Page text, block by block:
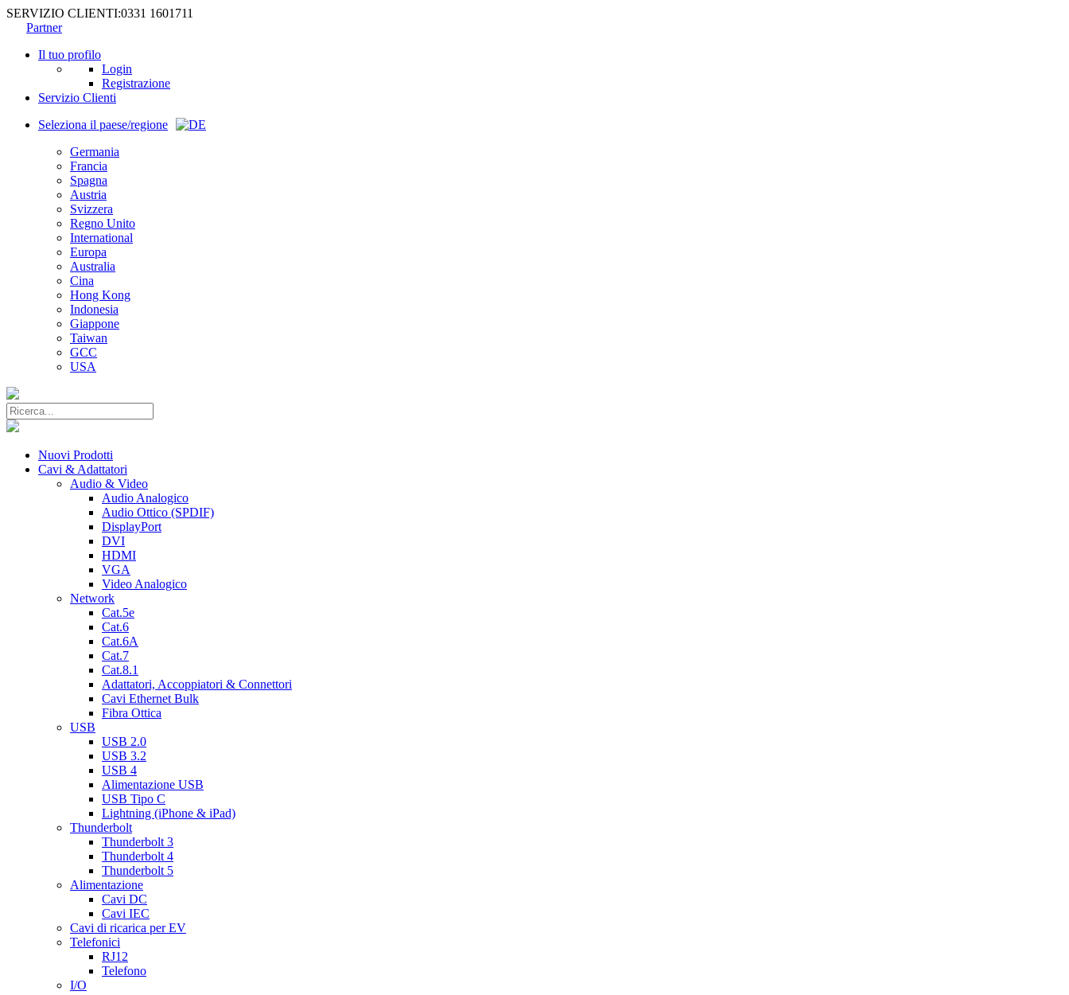
SERVIZIO CLIENTI:0331 1601711
Partner
Il tuo profilo
Login
Registrazione
Servizio Clienti
Seleziona il paese/regione
Germania
Francia
Spagna
Austria
Svizzera
Regno Unito
International
Europa
Australia
Cina
Hong Kong
Indonesia
Giappone
Taiwan
GCC
USA
Nuovi Prodotti
Cavi & Adattatori
Audio & Video
Audio Analogico
Audio Ottico (SPDIF)
DisplayPort
DVI
HDMI
VGA
Video Analogico
Network
Cat.5e
Cat.6
Cat.6A
Cat.7
Cat.8.1
Adattatori, Accoppiatori & Connettori
Cavi Ethernet Bulk
Fibra Ottica
USB
USB 2.0
USB 3.2
USB 4
Alimentazione USB
USB Tipo C
Lightning (iPhone & iPad)
Thunderbolt
Thunderbolt 3
Thunderbolt 4
Thunderbolt 5
Alimentazione
Cavi DC
Cavi IEC
Cavi di ricarica per EV
Telefonici
RJ12
Telefono
I/O